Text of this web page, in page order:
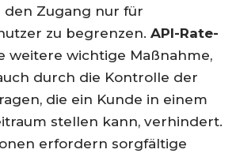
den Zugang nur für
zu begrenzen. API-Rate-
weitere wichtige Maßnahme,
durch die Kontrolle der
die ein Kunde in einem
stellen kann, verhindert.
erfordern sorgfältige